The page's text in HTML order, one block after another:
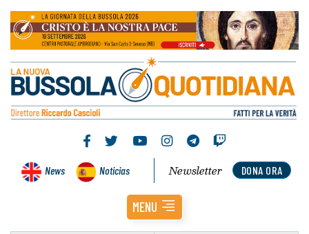
News Noticias DONA ORA
Newsletter
MENU